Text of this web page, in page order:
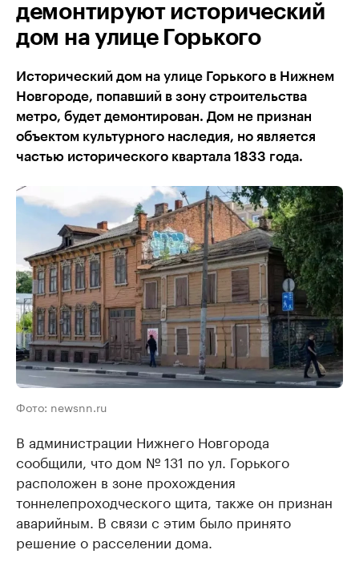
демонтируют исторический
дом на улице Горького
Исторический дом на улице Горького в Нижнем
Новгороде, попавший в зону строительства
метро, будет демонтирован. Дом не признан
объектом культурного наследия, но является
частью исторического квартала 1833 года.
Фото: newsnn.ru
В администрации Нижнего Новгорода
сообщили, что дом № 131 по ул. Горького
расположен в зоне прохождения
тоннелепроходческого щита, также он признан
аварийным. В связи с этим было принято
решение о расселении дома.